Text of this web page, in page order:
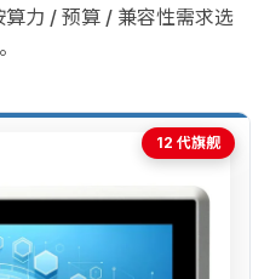
力 / 预算 / 兼容性需求选
12 代旗舰